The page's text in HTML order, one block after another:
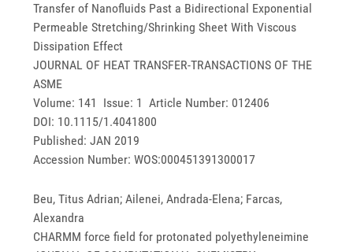
Transfer of Nanofluids Past a Bidirectional Exponential
Permeable Stretching/Shrinking Sheet With Viscous
Dissipation Effect
JOURNAL OF HEAT TRANSFER-TRANSACTIONS OF THE
ASME
Volume: 141 Issue: 1 Article Number: 012406
DOI: 10.1115/1.4041800
Published: JAN 2019
Accession Number: WOS:000451391300017
Beu, Titus Adrian; Ailenei, Andrada-Elena; Farcas,
Alexandra
CHARMM force field for protonated polyethyleneimine